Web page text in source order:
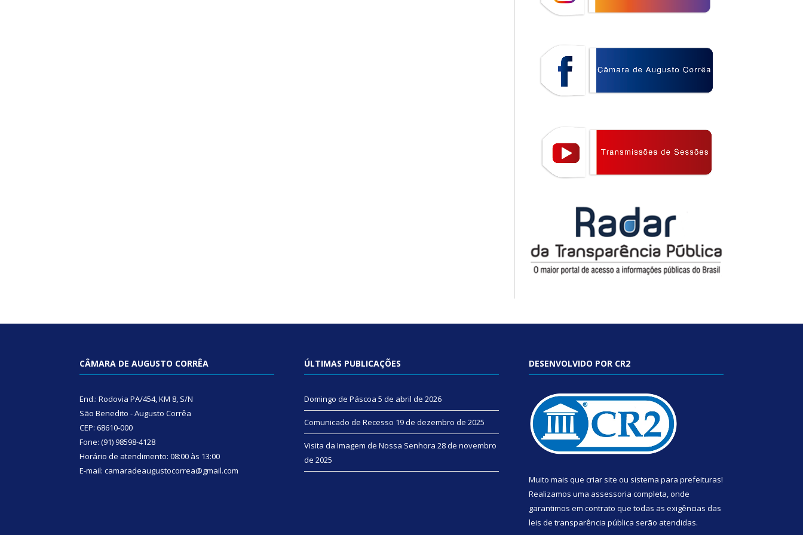
CÂMARA DE AUGUSTO CORRÊA
End.: Rodovia PA/454, KM 8, S/N
São Benedito - Augusto Corrêa
CEP: 68610-000
Fone: (91) 98598-4128
Horário de atendimento: 08:00 às 13:00
E-mail: camaradeaugustocorrea@gmail.com
ÚLTIMAS PUBLICAÇÕES
Domingo de Páscoa 5 de abril de 2026
Comunicado de Recesso 19 de dezembro de 2025
Visita da Imagem de Nossa Senhora 28 de novembro
de 2025
DESENVOLVIDO POR CR2
Muito mais que criar site ou sistema para prefeituras!
Realizamos uma assessoria completa, onde
garantimos em contrato que todas as exigências das
leis de transparência pública serão atendidas.